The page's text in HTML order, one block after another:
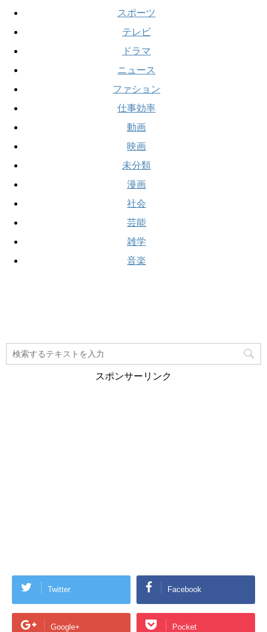
スポーツ
テレビ
ドラマ
ニュース
ファション
仕事効率
動画
映画
未分類
漫画
社会
芸能
雑学
音楽
スポンサーリンク
Twitter Facebook
Google+ Pocket